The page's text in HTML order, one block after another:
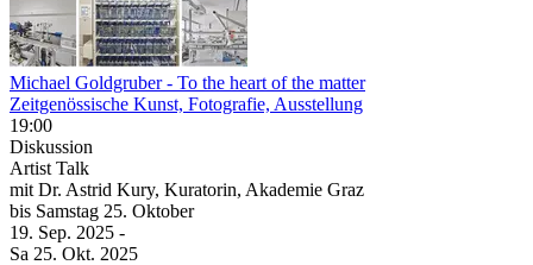
Michael Goldgruber- To the heart of the matter
Zeitgenössische Kunst, Fotografie, Ausstellung
19:00
Diskussion
Artist Talk
mit Dr. Astrid Kury, Kuratorin, Akademie Graz
bis Samstag 25. Oktober
19. Sep. 2025 -
Sa 25. Okt. 2025